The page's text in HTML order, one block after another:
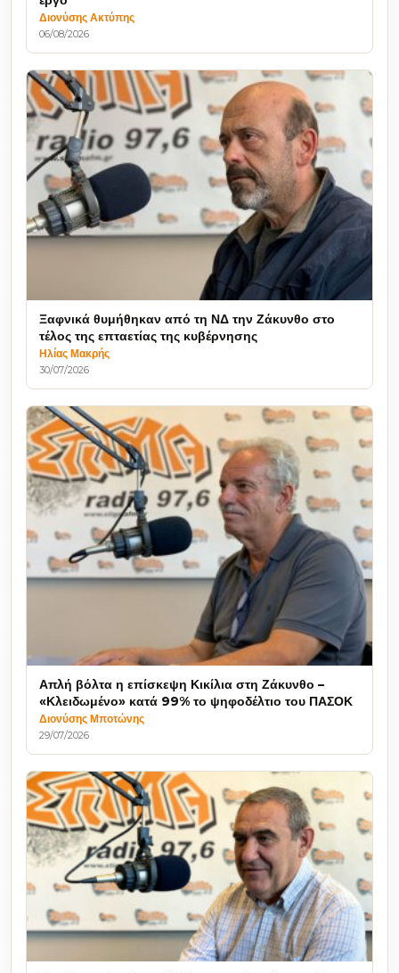
Διονύσης Ακτύπης
06/08/2026
Ξαφνικά θυμήθηκαν από τη ΝΔ την Ζάκυνθο στο
τέλος της επταετίας της κυβέρνησης
Ηλίας Μακρής
30/07/2026
Απλή βόλτα η επίσκεψη Κικίλια στη Ζάκυνθο –
«Κλειδωμένο» κατά 99% το ψηφοδέλτιο του ΠΑΣΟΚ
Διονύσης Μποτώνης
29/07/2026